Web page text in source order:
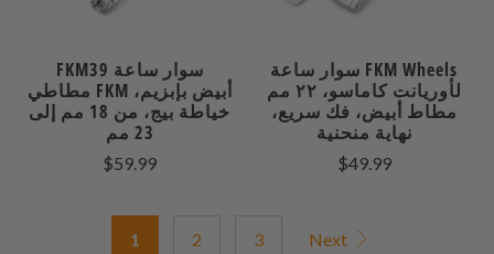
FKM39 سوار ساعة
مطاطي FKM أبيض بإبزيم،
خياطة بيج، من 18 مم إلى
23 مم
$59.99
سوار ساعة FKM Wheels
لأوريانت كاماسو، ٢٢ مم
مطاط أبيض، فك سريع،
نهاية منحنية
$49.99
1 2 3 Next